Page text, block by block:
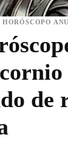
HORÓSCOPO
de